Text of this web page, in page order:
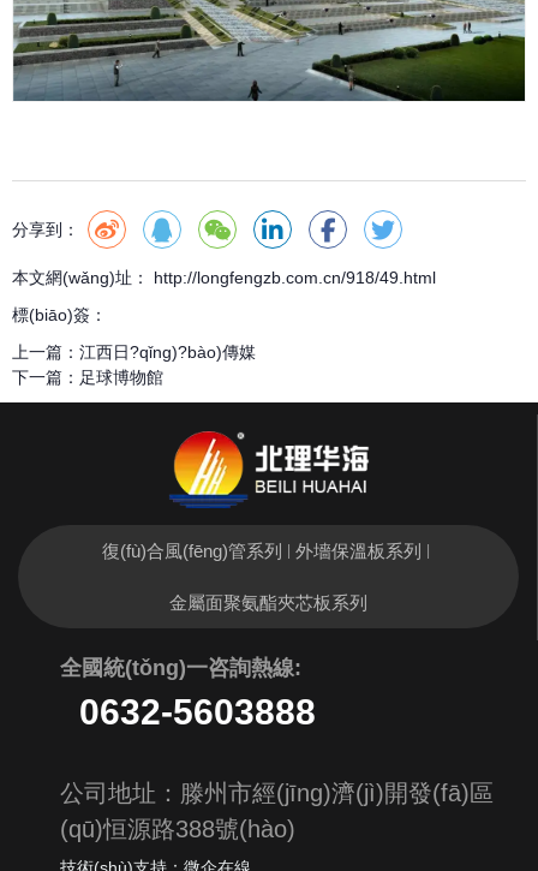
分享到：
本文網(wǎng)址： http://longfengzb.com.cn/918/49.html
標(biāo)簽：
上一篇： 江西日?qǐng)?bào)傳媒
下一篇： 足球博物館
復(fù)合風(fēng)管系列 外墻保溫板系列
金屬面聚氨酯夾芯板系列
全國統(tǒng)一咨詢熱線:
0632-5603888
公司地址：滕州市經(jīng)濟(jì)開發(fā)區
(qū)恒源路388號(hào)